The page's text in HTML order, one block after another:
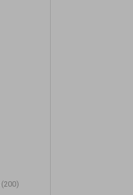
(200)